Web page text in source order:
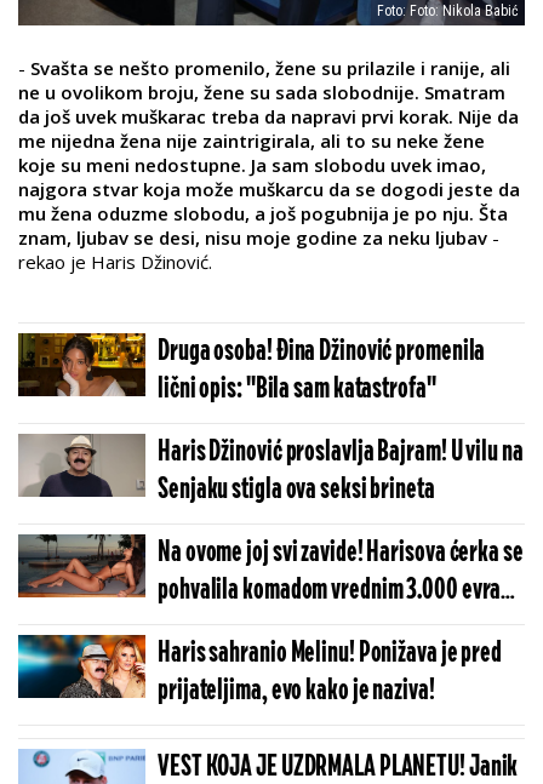
Foto: Foto: Nikola Babić
- Svašta se nešto promenilo, žene su prilazile i ranije, ali
ne u ovolikom broju, žene su sada slobodnije. Smatram
da još uvek muškarac treba da napravi prvi korak. Nije da
me nijedna žena nije zaintrigirala, ali to su neke žene
koje su meni nedostupne. Ja sam slobodu uvek imao,
najgora stvar koja može muškarcu da se dogodi jeste da
mu žena oduzme slobodu, a još pogubnija je po nju. Šta
znam, ljubav se desi, nisu moje godine za neku ljubav -
rekao je Haris Džinović.
Druga osoba! Đina Džinović promenila
lični opis: ''Bila sam katastrofa''
Haris Džinović proslavlja Bajram! U vilu na
Senjaku stigla ova seksi brineta
Na ovome joj svi zavide! Harisova ćerka se
pohvalila komadom vrednim 3.000 evra
(FOTO)
Haris sahranio Melinu! Ponižava je pred
prijateljima, evo kako je naziva!
VEST KOJA JE UZDRMALA PLANETU! Janik